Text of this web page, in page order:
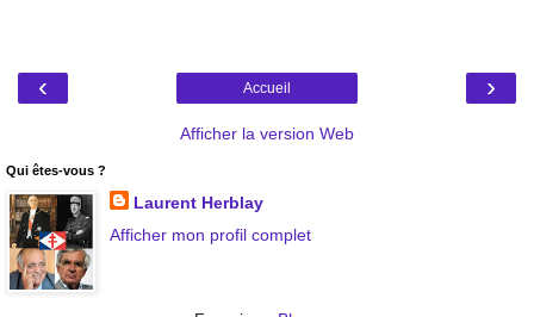
‹ ›
Accueil
Afficher la version Web
Qui êtes-vous ?
Laurent Herblay
Afficher mon profil complet